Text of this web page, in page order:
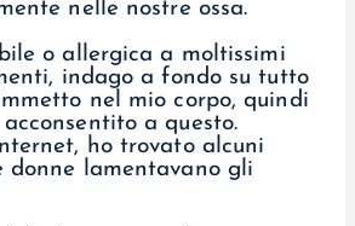
nelle nostre ossa.
o allergica a moltissimi
indago a fondo su tutto
nel mio corpo, quindi
a questo.
ho trovato alcuni
donne lamentavano gli